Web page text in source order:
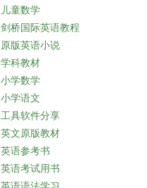
儿童数学
剑桥国际英语教程
原版英语小说
学科教材
小学数学
小学语文
工具软件分享
英文原版教材
英语参考书
英语考试用书